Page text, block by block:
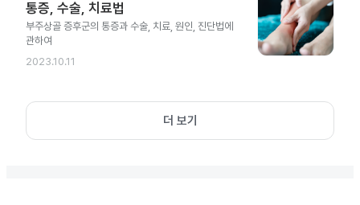
통증, 수술, 치료법
부주상골 증후군의 통증과 수술, 치료, 원인, 진단법에
관하여
2023.10.11
더 보기